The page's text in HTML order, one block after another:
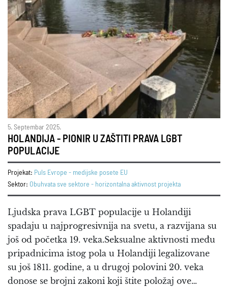
5. Septembar 2025.
HOLANDIJA - PIONIR U ZAŠTITI PRAVA LGBT
POPULACIJE
Projekat: Puls Evrope - medijske posete EU
Sektor: Obuhvata sve sektore - horizontalna aktivnost projekta
Ljudska prava LGBT populacije u Holandiji
spadaju u najprogresivnija na svetu, a razvijana su
još od početka 19. veka.Seksualne aktivnosti među
pripadnicima istog pola u Holandiji legalizovane
su još 1811. godine, a u drugoj polovini 20. veka
donose se brojni zakoni koji štite položaj ove…